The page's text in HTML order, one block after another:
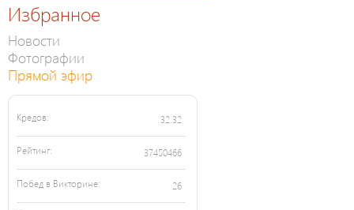
Избранное
Новости
Фотографии
Прямой эфир
Кредов: 32.32
Рейтинг: 37450466
Побед в Викторине: 26